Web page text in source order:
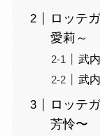
ロッテ
愛莉～
武
武
ロッテ
芳怜〜